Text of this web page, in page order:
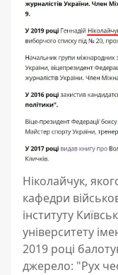
Ніколайчук,
кафедри
інституту
університету
2019 році
джерело: "Рух